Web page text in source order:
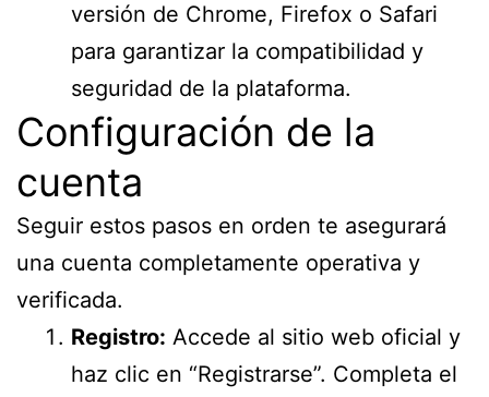
versión de Chrome, Firefox o Safari
para garantizar la compatibilidad y
seguridad de la plataforma.
Configuración de la
cuenta
Seguir estos pasos en orden te asegurará
una cuenta completamente operativa y
verificada.
Registro: Accede al sitio web oficial y
haz clic en “Registrarse”. Completa el